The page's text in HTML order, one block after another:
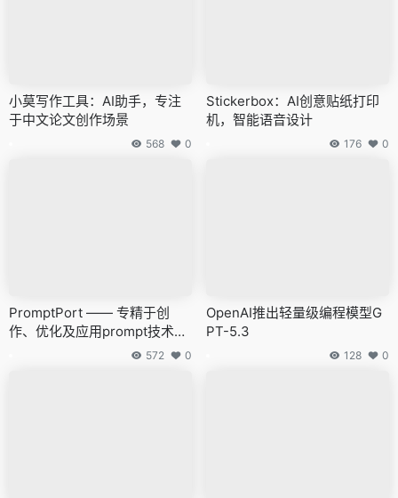
小莫写作工具：AI助手，专注
于中文论文创作场景
568 0
Stickerbox：AI创意贴纸打印
机，智能语音设计
176 0
PromptPort —— 专精于创
作、优化及应用prompt技术的
572 0
OpenAI推出轻量级编程模型G
PT-5.3
128 0